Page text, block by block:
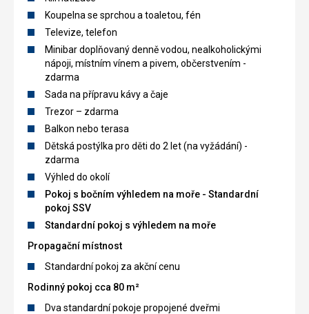
Koupelna se sprchou a toaletou, fén
Televize, telefon
Minibar doplňovaný denně vodou, nealkoholickými
nápoji, místním vínem a pivem, občerstvením -
zdarma
Sada na přípravu kávy a čaje
Trezor – zdarma
Balkon nebo terasa
Dětská postýlka pro děti do 2 let (na vyžádání) -
zdarma
Výhled do okolí
Pokoj s bočním výhledem na moře - Standardní
pokoj SSV
Standardní pokoj s výhledem na moře
Propagační místnost
Standardní pokoj za akční cenu
Rodinný pokoj cca 80 m²
Dva standardní pokoje propojené dveřmi